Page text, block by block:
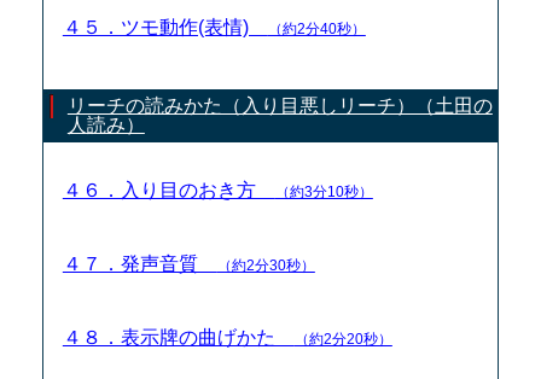
４５．ツモ動作(表情) （約2分40秒）
リーチの読みかた（入り目悪しリーチ）（土田の
人読み）
４６．入り目のおき方 （約3分10秒）
４７．発声音質 （約2分30秒）
４８．表示牌の曲げかた （約2分20秒）